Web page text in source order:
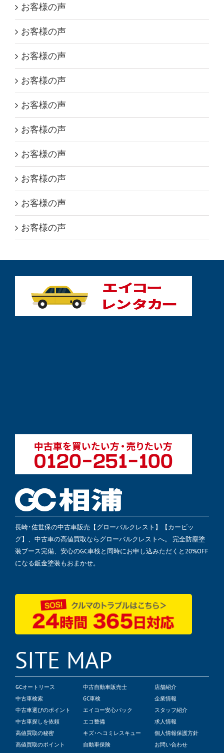
お客様の声
お客様の声
お客様の声
お客様の声
お客様の声
お客様の声
お客様の声
お客様の声
お客様の声
お客様の声
長崎･佐世保の中古車販売【グローバルクレスト】【カービッ
グ】、中古車の高値買取ならグローバルクレストへ。 完全防塵塗
装ブース完備、安心のGC車検と同時にお申し込みただくと20%OFF
になる鈑金塗装もおまかせ。
SITE MAP
GCオートリース
中古車検索
中古車選びのポイント
中古車探しを依頼
高値買取の秘密
高値買取のポイント
中古自動車販売士
GC車検
エイコー安心パック
エコ整備
キズ･ヘコミレスキュー
自動車保険
店舗紹介
企業情報
スタッフ紹介
求人情報
個人情報保護方針
お問い合わせ